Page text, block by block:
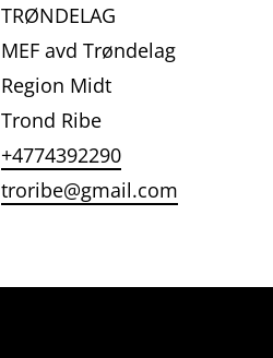
TRØNDELAG
MEF avd Trøndelag
Region Midt
Trond Ribe
+4774392290
troribe@gmail.com